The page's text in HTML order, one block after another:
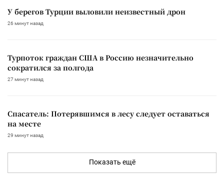
У берегов Турции выловили неизвестный дрон
26 минут назад
Турпоток граждан США в Россию незначительно
сократился за полгода
27 минут назад
Спасатель: Потерявшимся в лесу следует оставаться
на месте
29 минут назад
Показать ещё